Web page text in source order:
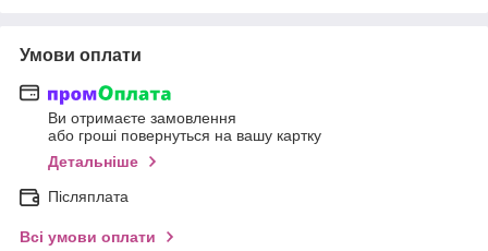
Умови оплати
Ви отримаєте замовлення
або гроші повернуться на вашу картку
Детальніше
Післяплата
Всі умови оплати